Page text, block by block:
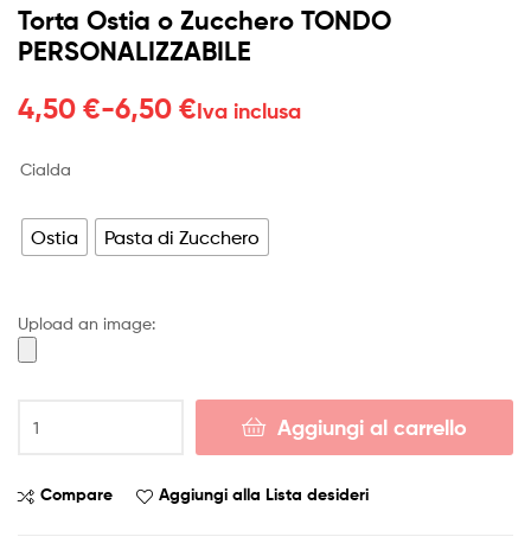
Torta Ostia o Zucchero TONDO
PERSONALIZZABILE
4,50 €-6,50 €
Fascia
da
a
Iva inclusa
Cialda
Ostia Pasta di Zucchero
Upload an image:
TRANSFORMERS
Torta
Aggiungi al carrello
Compare Aggiungi alla Lista desideri